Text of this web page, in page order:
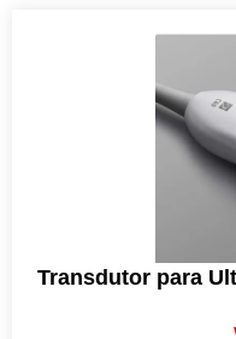
Transdutor para